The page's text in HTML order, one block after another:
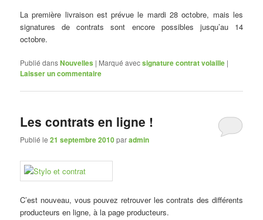
La première livraison est prévue le mardi 28 octobre, mais les
signatures de contrats sont encore possibles jusqu’au 14
octobre.
Publié dansNouvelles | Marqué avecsignature contrat volaille |
Laisser un commentaire
Les contrats en ligne !
Publié le21 septembre 2010paradmin
C’est nouveau, vous pouvez retrouver les contrats des différents
producteurs en ligne, à la page producteurs.